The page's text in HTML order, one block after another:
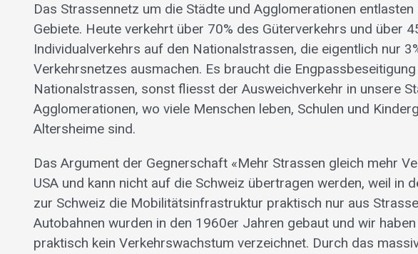
Das Strassennetz um die Städte und Agglomerationen
Gebiete. Heute verkehrt über 70% des Güterverkehrs und über
Individualverkehrs auf den Nationalstrassen, die eigentlich nur
Verkehrsnetzes ausmachen. Es braucht die
Nationalstrassen, sonst fliesst der Ausweichverkehr in unsere
Agglomerationen, wo viele Menschen leben, Schulen und
Altersheime sind.
Das Argument der Gegnerschaft «Mehr Strassen gleich mehr
USA und kann nicht auf die Schweiz übertragen werden, weil in
zur Schweiz die Mobilitätsinfrastruktur praktisch nur aus
Autobahnen wurden in den 1960er Jahren gebaut und wir
praktisch kein Verkehrswachstum verzeichnet. Durch das